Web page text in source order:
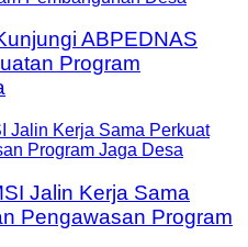
ABPEDNAS
Program
Jalin Kerja Sama
Pengawasan Program